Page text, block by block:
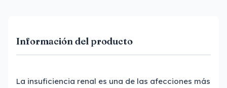
Información del producto
La insuficiencia renal es una de las afecciones más